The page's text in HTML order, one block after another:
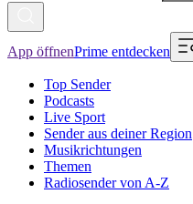
App öffnenPrime entdecken
Top Sender
Podcasts
Live Sport
Sender aus deiner Region
Musikrichtungen
Themen
Radiosender von A-Z